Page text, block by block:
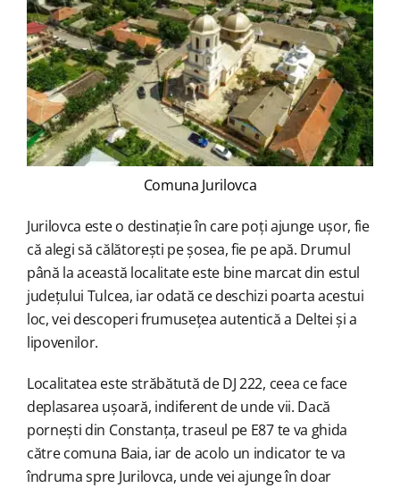
Comuna Jurilovca
Jurilovca este o destinație în care poți ajunge ușor, fie
că alegi să călătorești pe șosea, fie pe apă. Drumul
până la această localitate este bine marcat din estul
județului Tulcea, iar odată ce deschizi poarta acestui
loc, vei descoperi frumusețea autentică a Deltei și a
lipovenilor.
Localitatea este străbătută de DJ 222, ceea ce face
deplasarea ușoară, indiferent de unde vii. Dacă
pornești din Constanța, traseul pe E87 te va ghida
către comuna Baia, iar de acolo un indicator te va
îndruma spre Jurilovca, unde vei ajunge în doar